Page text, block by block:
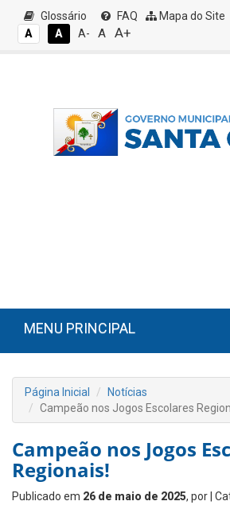
Glossário FAQ Mapa do Site
A
A A- A A+
MENU PRINCIPAL
Página Inicial
Notícias
Campeão nos Jogos Escolares
Campeão nos Jogos
Regionais!
Publicado em 26 de maio de 2025, por |